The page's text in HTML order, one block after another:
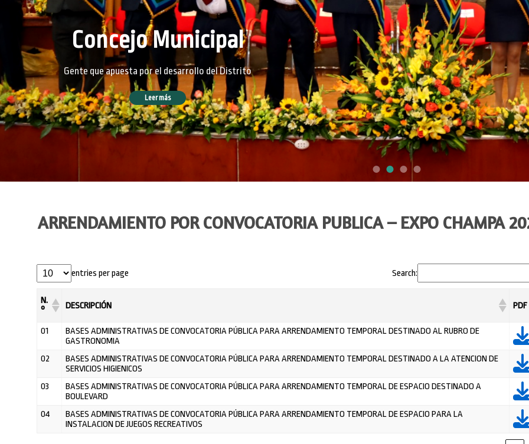
Concejo Municipal
Gente que apuesta por el desarrollo del Distrito
Leer más
ARRENDAMIENTO POR CONVOCATORIA PUBLICA – EXPO CHAMPA
entries per page Search:
N.
°
DESCRIPCIÓN PDF
01
BASES ADMINISTRATIVAS DE CONVOCATORIA PÚBLICA PARA ARRENDAMIENTO TEMPORAL DESTINADO AL RUBRO DE
GASTRONOMIA
02
BASES ADMINISTRATIVAS DE CONVOCATORIA PÚBLICA PARA ARRENDAMIENTO TEMPORAL DESTINADO A LA ATENCION DE
SERVICIOS HIGIENICOS
03
BASES ADMINISTRATIVAS DE CONVOCATORIA PÚBLICA PARA ARRENDAMIENTO TEMPORAL DE ESPACIO DESTINADO A
BOULEVARD
04
BASES ADMINISTRATIVAS DE CONVOCATORIA PÚBLICA PARA ARRENDAMIENTO TEMPORAL DE ESPACIO PARA LA
INSTALACION DE JUEGOS RECREATIVOS